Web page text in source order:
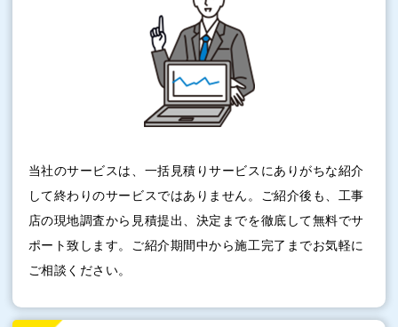
当社のサービスは、一括見積りサービスにありがちな紹介
して終わりのサービスではありません。ご紹介後も、工事
店の現地調査から見積提出、決定までを徹底して無料でサ
ポート致します。ご紹介期間中から施工完了までお気軽に
ご相談ください。